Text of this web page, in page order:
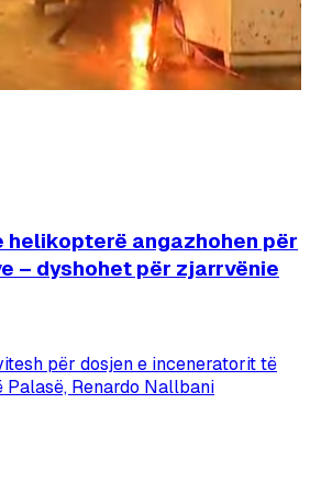
helikopterë angazhohen për
– dyshohet për zjarrvënie